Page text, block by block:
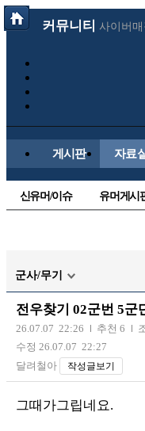
커뮤니티 사이버
게시판 자료
신유머/이슈 유머게시
트럭/버스
장착시공사진
군사/무기
전우찾기 02군번 5군
26.07.07 22:26 추천 6
수정 26.07.07 22:27
달려철아
작성글보기
그때가그립네요.